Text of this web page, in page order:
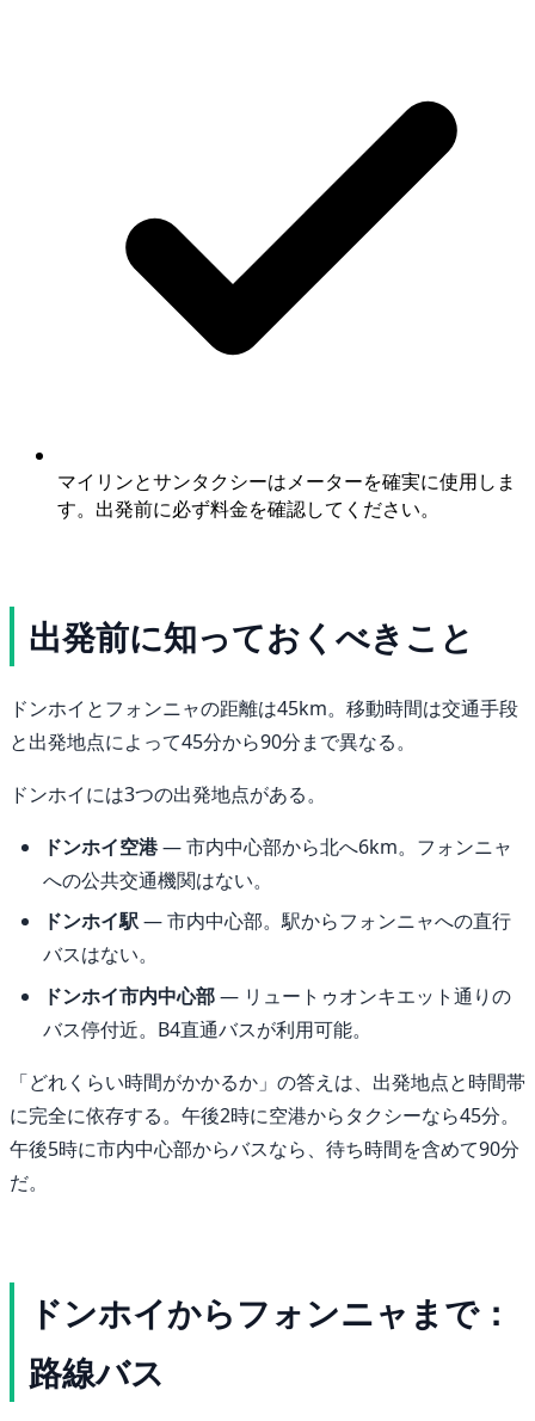
マイリンとサンタクシーはメーターを確実に使用しま
す。出発前に必ず料金を確認してください。
出発前に知っておくべきこと
ドンホイとフォンニャの距離は45km。移動時間は交通手段
と出発地点によって45分から90分まで異なる。
ドンホイには3つの出発地点がある。
ドンホイ空港— 市内中心部から北へ6km。フォンニャ
への公共交通機関はない。
ドンホイ駅— 市内中心部。駅からフォンニャへの直行
バスはない。
ドンホイ市内中心部— リュートゥオンキエット通りの
バス停付近。B4直通バスが利用可能。
「どれくらい時間がかかるか」の答えは、出発地点と時間帯
に完全に依存する。午後2時に空港からタクシーなら45分。
午後5時に市内中心部からバスなら、待ち時間を含めて90分
だ。
ドンホイからフォンニャまで：
路線バス